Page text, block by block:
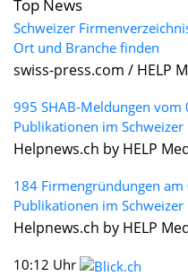
Top News
Schweizer
Ort und Branche finden
swiss-press.com / HELP
995 SHAB-Meldungen
Publikationen im
Helpnews.ch by HELP
184 Firmengründungen
Publikationen im
Helpnews.ch by HELP
10:12 Uhr